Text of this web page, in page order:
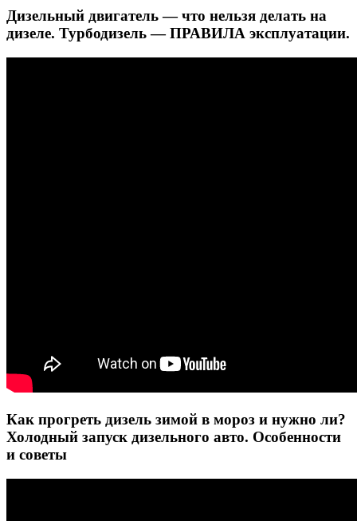
Дизельный двигатель — что нельзя делать на
дизеле. Турбодизель — ПРАВИЛА эксплуатации.
Как прогреть дизель зимой в мороз и нужно ли?
Холодный запуск дизельного авто. Особенности
и советы